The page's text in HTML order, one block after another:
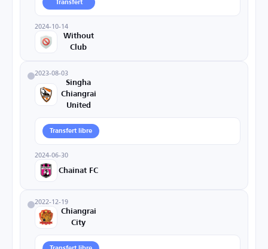
Transfert
2024-10-14
Without
Club
2023-08-03
Singha
Chiangrai
United
Transfert libre
2024-06-30
Chainat FC
2022-12-19
Chiangrai
City